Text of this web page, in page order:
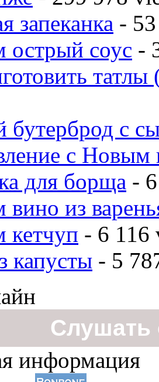
запеканка -
острый соус -
татлы
бутерброд с
с Новым
для борща -
вино из
кетчуп - 6 116
капусты - 5
Слушать
информация